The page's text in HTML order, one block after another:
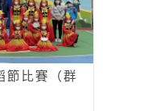
節比賽（群